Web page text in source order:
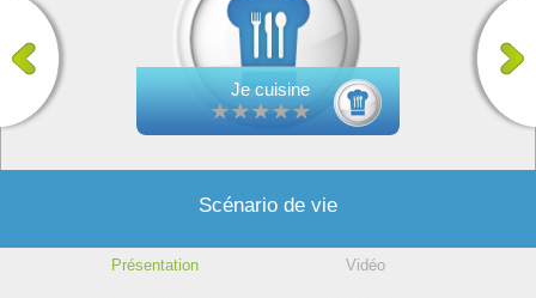
Je cuisine
Scénario de vie
Présentation Vidéo